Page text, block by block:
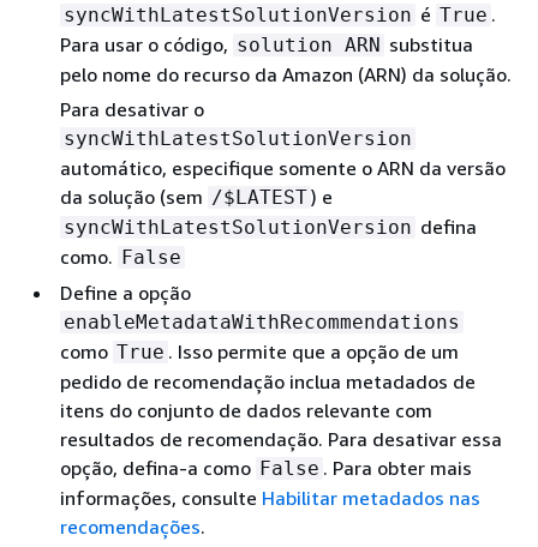
syncWithLatestSolutionVersion é True .
Para usar o código, solution ARN substitua
pelo nome do recurso da Amazon (ARN) da solução.
Para desativar o
syncWithLatestSolutionVersion
automático, especifique somente o ARN da versão
da solução (sem /$LATEST) e
syncWithLatestSolutionVersion defina
como. False
Define a opção
enableMetadataWithRecommendations
como True . Isso permite que a opção de um
pedido de recomendação inclua metadados de
itens do conjunto de dados relevante com
resultados de recomendação. Para desativar essa
opção, defina-a como False . Para obter mais
informações, consulte Habilitar metadados nas
recomendações.